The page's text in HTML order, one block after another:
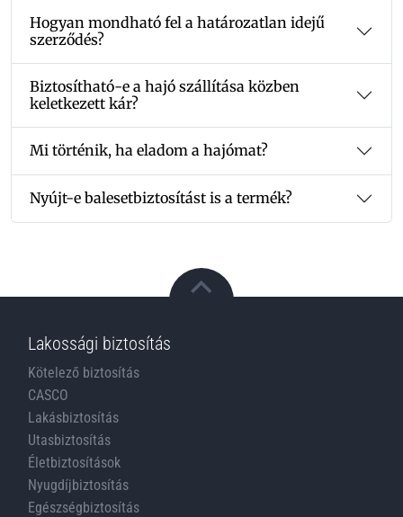
Hogyan mondható fel a határozatlan idejű
szerződés?
Biztosítható-e a hajó szállítása közben
keletkezett kár?
Mi történik, ha eladom a hajómat?
Nyújt-e balesetbiztosítást is a termék?
Lakossági biztosítás
Kötelező biztosítás
CASCO
Lakásbiztosítás
Utasbiztosítás
Életbiztosítások
Nyugdíjbiztosítás
Egészségbiztosítás